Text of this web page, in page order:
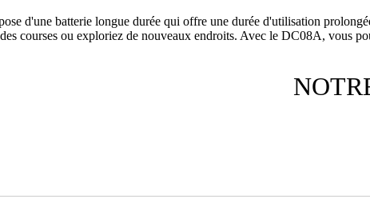
d'une batterie longue durée qui offre une durée d'utilisation
courses ou exploriez de nouveaux endroits. Avec le DC08A, vous